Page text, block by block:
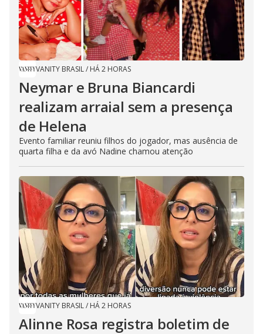
VANITY BRASIL/ HÁ 2 HORAS
Neymar e Bruna Biancardi
realizam arraial sem a presença
de Helena
Evento familiar reuniu filhos do jogador, mas ausência de
quarta filha e da avó Nadine chamou atenção
VANITY BRASIL/ HÁ 2 HORAS
Alinne Rosa registra boletim de